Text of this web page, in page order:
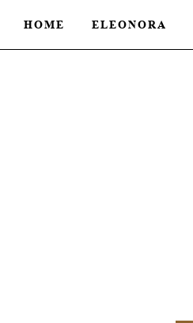
HOME ELEONORA